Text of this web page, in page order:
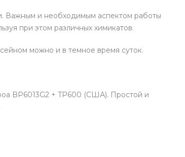
Важным и необходимым аспектом работы
при этом различных химикатов.
можно и в темное время суток.
BP6013G2 + TP600 (США). Простой и